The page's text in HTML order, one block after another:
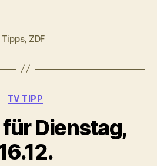
, ZDF
Kategorien
TV TIPP
Dienstag,